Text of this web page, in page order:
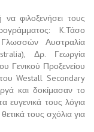
να φιλοξενήσει τους
K.Τάσο
Αυστραλία
Δρ. Γεωργία
Γενικού Προξενείου
Westall Secondary
και δοκίμασαν το
ευγενικά τους λόγια
τους σχόλια για